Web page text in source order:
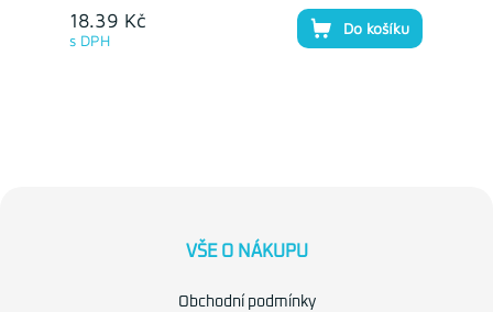
18.39 Kč
s DPH
Do košíku
VŠE O NÁKUPU
Obchodní podmínky